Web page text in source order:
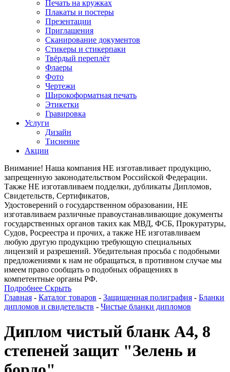
Печать на кружках
Плакаты и постеры
Презентации
Приглашения
Сканирование документов
Стикеры и стикерпаки
Твёрдый переплёт
Флаеры
Фото
Чертежи
Широкоформатная печать
Этикетки
Гравировка
Услуги
Дизайн
Тиснение
Акции
Внимание! Наша компания НЕ изготавливает продукцию,
запрещенную законодательством Российской Федерации.
Также НЕ изготавливаем подделки, дубликаты Дипломов,
Свидетельств, Сертификатов,
Удостоверений о государственном образовании, НЕ
изготавливаем различные правоустанавливающие документы
государственных органов таких как МВД, ФСБ, Прокуратуры,
Судов, Росреестра и прочих, а также НЕ изготавливаем
любую другую продукцию требующую специальных
лицензий и разрешений. Убедительная просьба с подобными
предложениями к нам не обращаться, в противном случае мы
имеем право сообщать о подобных обращениях в
компетентные органы РФ.
Подробнее Скрыть
Главная - Каталог товаров - Защищенная полиграфия - Бланки
дипломов и свидетельств - Чистые бланки дипломов
Диплом чистый бланк А4, 8
степеней защит "Зелень и